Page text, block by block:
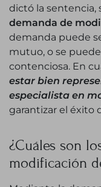
dictó la sentencia,
demanda de
demanda puede
mutuo, o se
contenciosa. En
estar bien
especialista en
garantizar el éxito
¿Cuáles son
modificación